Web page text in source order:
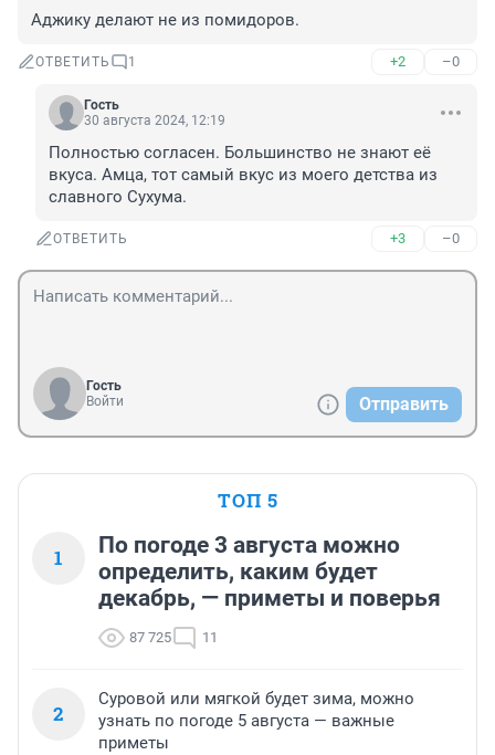
Аджику делают не из помидоров.
ОТВЕТИТЬ 1 +2 –0
Гость
30 августа 2024, 12:19
Полностью согласен. Большинство не знают её
вкуса. Амца, тот самый вкус из моего детства из
славного Сухума.
ОТВЕТИТЬ +3 –0
Гость
Войти
Отправить
ТОП 5
1
По погоде 3 августа можно
определить, каким будет
декабрь, — приметы и поверья
87 725 11
2
Суровой или мягкой будет зима, можно
узнать по погоде 5 августа — важные
приметы